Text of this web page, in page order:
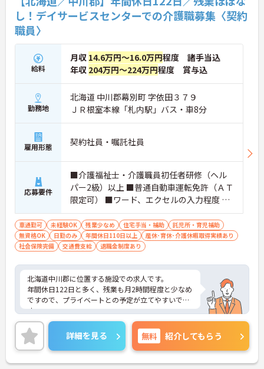
し！デイサービスセンターでの介護職募集〈契約
職員〉
給料
月収 14.6万円～16.0万円程度 諸手当込
年収 204万円～224万円程度 賞与込
勤務地
北海道 中川郡幕別町 字依田３７９
ＪＲ根室本線「札内駅」バス・車8分
雇用形態 契約社員・嘱託社員
応募要件
■介護福祉士・介護職員初任者研修（ヘル
パー2級）以上 ■普通自動車運転免許（ＡＴ
限定可） ■ワード、エクセルの入力程度 ※
介護業務経験 あれば尚可
車通勤可 未経験OK 残業少なめ 住宅手当・補助
託児所・育児補助
無資格OK
日勤のみ 年間休日110日以上
産休･育休･介護休暇取得実績あり
社会保険完備
交通費支給 退職金制度あり
北海道中川郡に位置する施設での求人です。
年間休日122日と多く、残業も月2時間程度と少なめ
ですので、プライベートとの予定が立てやすいで
す。
また、託児所完備されておりますので、お子様がい
らっしゃる方でも安心してご就業していただけま
す。
ご興味のある方は、お気軽にお問い合わせくださ
い。
詳細を見る 無料 紹介してもらう